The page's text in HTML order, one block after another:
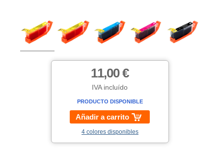
11,00 €
IVA incluído
PRODUCTO DISPONIBLE
Añadir a carrito
4 colores disponibles